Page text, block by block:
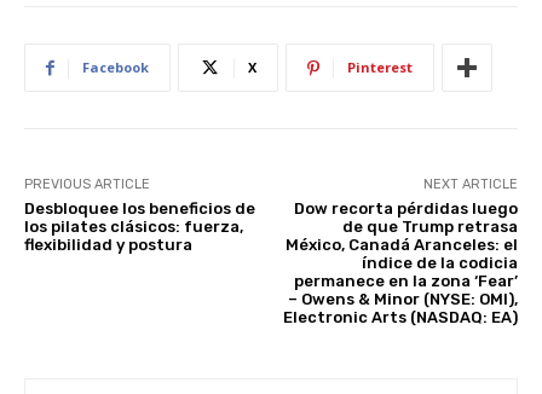
p
Facebook X Pinterest
PREVIOUS ARTICLE
Desbloquee los beneficios de
los pilates clásicos: fuerza,
flexibilidad y postura
NEXT ARTICLE
Dow recorta pérdidas luego
de que Trump retrasa
México, Canadá Aranceles: el
índice de la codicia
permanece en la zona ‘Fear’
– Owens & Minor (NYSE: OMI),
Electronic Arts (NASDAQ: EA)